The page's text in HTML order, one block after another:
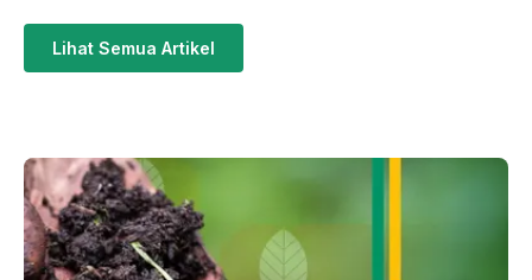
Lihat Semua Artikel